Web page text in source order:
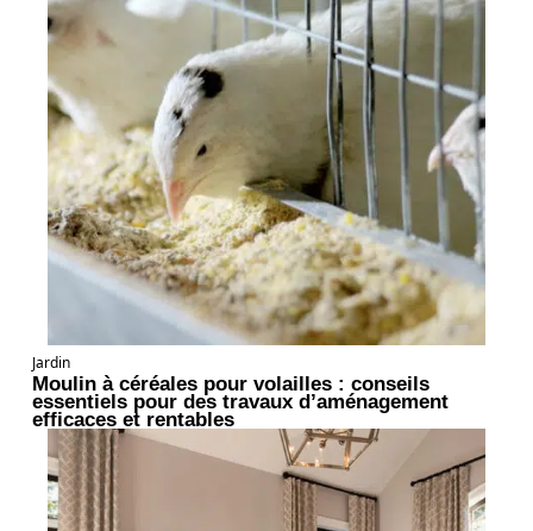
Jardin
Moulin à céréales pour volailles : conseils
essentiels pour des travaux d’aménagement
efficaces et rentables